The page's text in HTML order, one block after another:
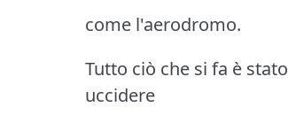
come l'aerodromo.
Tutto ciò che si fa è
uccidere